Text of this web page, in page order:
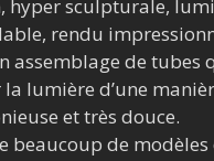
hyper sculpturale,
rendu
assemblage de tubes
la lumière d’une
et très douce.
beaucoup de